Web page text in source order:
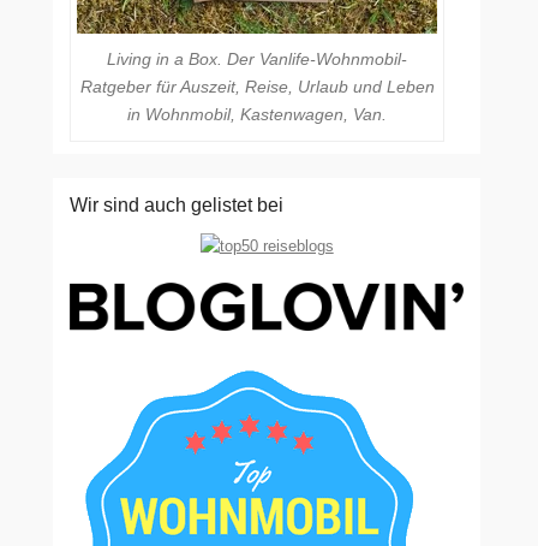
Living in a Box. Der Vanlife-Wohnmobil-
Ratgeber für Auszeit, Reise, Urlaub und Leben
in Wohnmobil, Kastenwagen, Van.
Wir sind auch gelistet bei